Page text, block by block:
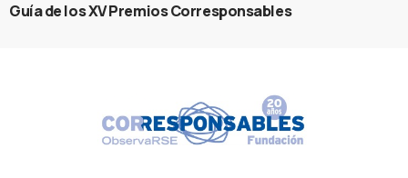
Guía de los XV Premios Corresponsables